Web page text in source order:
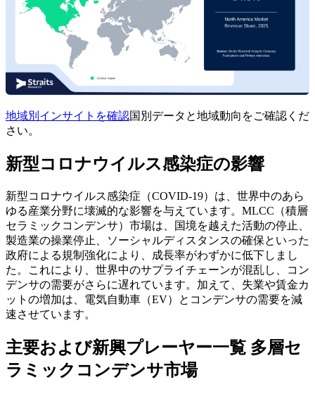
地域別インサイトを確認国別データと地域動向をご確認くだ
さい。
新型コロナウイルス感染症の影響
新型コロナウイルス感染症（COVID-19）は、世界中のあら
ゆる産業分野に壊滅的な影響を与えています。MLCC（積層
セラミックコンデンサ）市場は、国境を越えた活動の停止、
製造業の操業停止、ソーシャルディスタンスの確保といった
政府による規制強化により、成長率がわずかに低下しまし
た。これにより、世界中のサプライチェーンが混乱し、コン
デンサの需要がさらに遅れています。加えて、失業や賃金カ
ットの増加は、電気自動車（EV）とコンデンサの需要を減
速させています。
主要および新興プレーヤー一覧 多層セ
ラミックコンデンサ市場